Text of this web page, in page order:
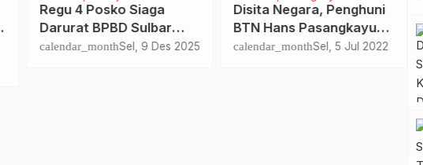
Regu 4 Posko Siaga
Darurat BPBD Sulbar
Respons Cepat Tangani
calendar_monthSel, 9 Des 2025
Disita Negara, Penghuni
BTN Hans Pasangkayu
Diberi Dua Pekan
calendar_monthSel, 5 Jul 2022